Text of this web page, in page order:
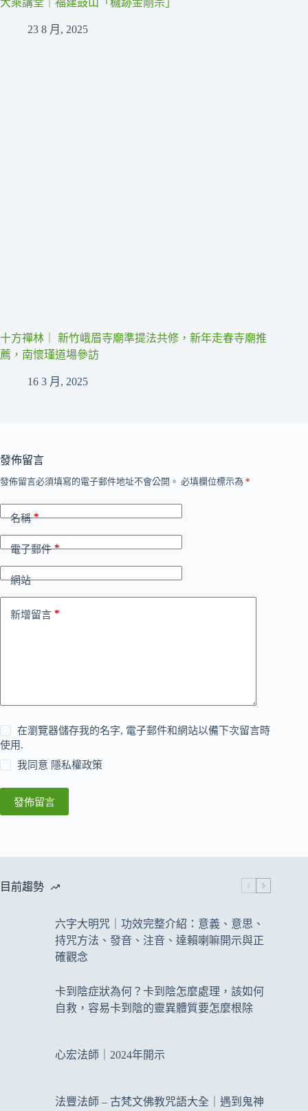
大乘講堂｜福建鼓山「穢跡金剛宗」
23 8 月, 2025
十方禪林｜ 新竹峨眉寺廟準提法共修，新年走春寺廟推
薦，南懷瑾道場參訪
16 3 月, 2025
發佈留言
發佈留言必須填寫的電子郵件地址不會公開。 必填欄位標示為 *
名稱*
電子郵件*
網站
新增留言 *
在瀏覽器儲存我的名字, 電子郵件和網站以備下次留言時
使用.
我同意 隱私權政策
發佈留言
目前趨勢
六字大明咒｜功效完整介紹：意義、意思、
持咒方法、發音、注音、達賴喇嘛開示與正
確觀念
卡到陰症狀為何？卡到陰怎麼處理，該如何
自救，容易卡到陰的靈異體質要怎麼根除
心宏法師｜2024年開示
法豐法師 – 古梵文佛教咒語大全｜遇到鬼神